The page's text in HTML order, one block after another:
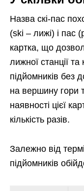
Назва скі-пас
(ski – лижі) і пас
картка, що
лижної станції
підйомників без
на вершину гори
наявності цієї
кількість разів.
Залежно від
підйомників